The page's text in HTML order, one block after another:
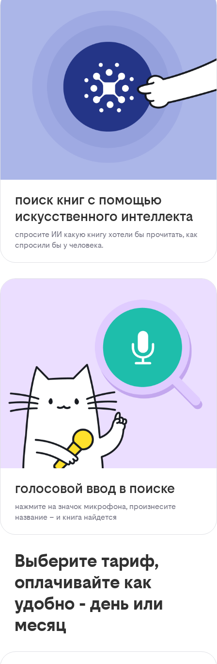
поиск книг с помощью
искусственного интеллекта
спросите ИИ какую книгу хотели бы прочитать, как
спросили бы у человека.
голосовой ввод в поиске
нажмите на значок микрофона, произнесите
название – и книга найдется
Выберите тариф,
оплачивайте как
удобно - день или
месяц